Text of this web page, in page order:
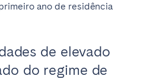
ano de residência
de elevado
do regime de